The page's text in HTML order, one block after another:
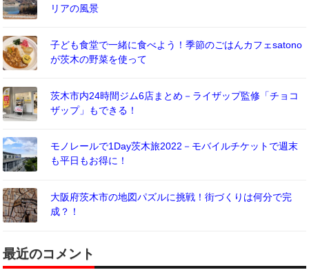
リアの風景
子ども食堂で一緒に食べよう！季節のごはんカフェsatono
が茨木の野菜を使って
茨木市内24時間ジム6店まとめ－ライザップ監修「チョコ
ザップ」もできる！
モノレールで1Day茨木旅2022－モバイルチケットで週末
も平日もお得に！
大阪府茨木市の地図パズルに挑戦！街づくりは何分で完
成？！
最近のコメント